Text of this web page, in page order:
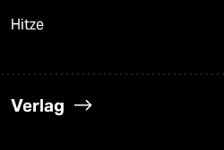
Hitze
Verlag